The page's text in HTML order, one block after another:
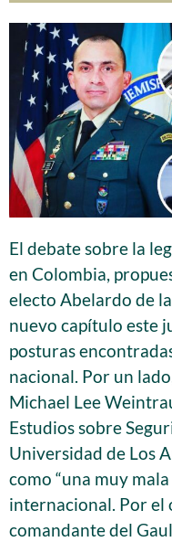
El debate sobre la
en Colombia,
electo Abelardo de
nuevo capítulo este
posturas
nacional. Por un
Michael Lee
Estudios sobre
Universidad de Los
como “una muy
internacional. Por el
comandante del